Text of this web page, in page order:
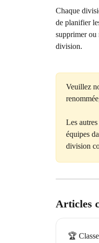
Chaque
de planifier
supprimer ou
division.
Veuillez
Les
équipes
division
Articles
🏆